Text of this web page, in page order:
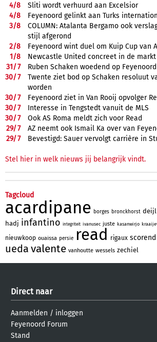
4/8
Sliti wordt verhuurd aan Excelsior
4/8
Feyenoord gelinkt aan Turks
3/8
COLUMN: Atalanta Bergamo ook
stijl afgerond
2/8
Feyenoord wint duel om Kuip Cup van
1/8
Newcastle United concreet in de
31/7
Ruben Schaken woedend op Feyenoord
30/7
Twente ziet bod op Schaken resoluut
worden
30/7
Feyenoord ziet in Van Rooij opvolger
30/7
Interesse in Tengstedt vanuit de MLS
30/7
Ook AS Roma meldt zich voor Read
29/7
AZ neemt ook Ismail Ka over van
29/7 Bevestigd: Sauer vervolgt carrière in
Stel hier in welk nieuws jij belangrijk vindt.
Tagcloud
acardipane borges bronckhorst deijl
hadj infantino integriteit ivanusec juste kasanwirjo
nieuwkoop ouaissa persie read rigaux scorend
ueda valente vanhoutte wessels zechiel
Direct naar
Aanmelden / inloggen
Feyenoord Forum
Stand